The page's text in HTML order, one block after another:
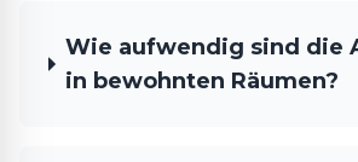
Wie aufwendig sind die
in bewohnten Räumen?